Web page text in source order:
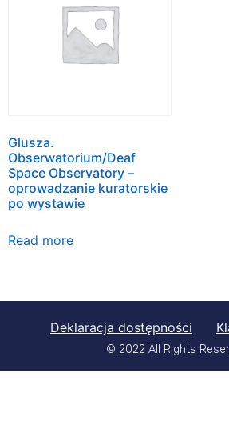
Głusza.
Obserwatorium/Deaf
Space Observatory –
oprowadzanie kuratorskie
po wystawie
Read more
Deklaracja dostępności
© 2022 All Rights